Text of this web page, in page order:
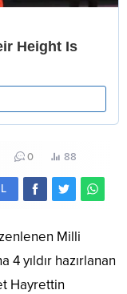
0 88
Milli
4 yıldır hazırlanan
Hayrettin